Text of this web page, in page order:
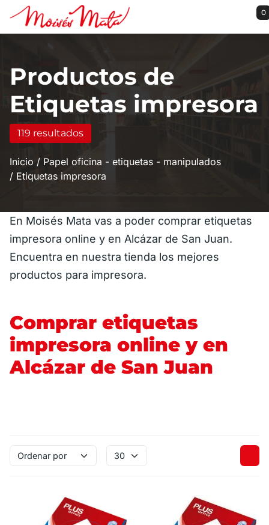
Saltar al contenido principal 0
Productos de
Etiquetas impresora
119 resultados
Inicio
Papel oficina - etiquetas - manipulados
Etiquetas impresora
En Moisés Mata vas a poder comprar etiquetas
impresora online y en Alcázar de San Juan.
Encuentra en nuestra tienda los mejores
productos para impresora.
Comprar etiquetas
impresora online y en
Alcázar de San Juan